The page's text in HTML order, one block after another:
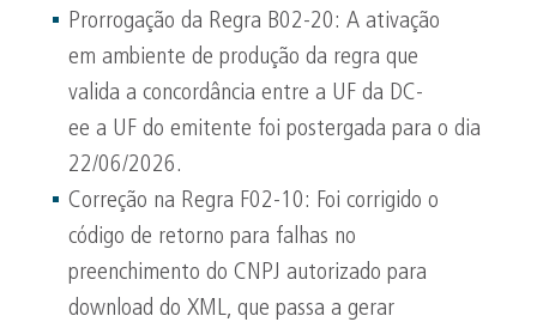
Prorrogação da Regra B02-20: A ativação
em ambiente de produção da regra que
valida a concordância entre a UF da DC-
ee a UF do emitente foi postergada para o dia
22/06/2026.
Correção na Regra F02-10: Foi corrigido o
código de retorno para falhas no
preenchimento do CNPJ autorizado para
download do XML, que passa a gerar